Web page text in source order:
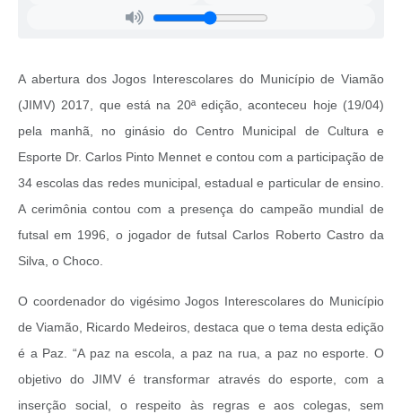
A abertura dos Jogos Interescolares do Município de Viamão
(JIMV) 2017, que está na 20ª edição, aconteceu hoje (19/04)
pela manhã, no ginásio do Centro Municipal de Cultura e
Esporte Dr. Carlos Pinto Mennet e contou com a participação de
34 escolas das redes municipal, estadual e particular de ensino.
A cerimônia contou com a presença do campeão mundial de
futsal em 1996, o jogador de futsal Carlos Roberto Castro da
Silva, o Choco.
O coordenador do vigésimo Jogos Interescolares do Município
de Viamão, Ricardo Medeiros, destaca que o tema desta edição
é a Paz. “A paz na escola, a paz na rua, a paz no esporte. O
objetivo do JIMV é transformar através do esporte, com a
inserção social, o respeito às regras e aos colegas, sem